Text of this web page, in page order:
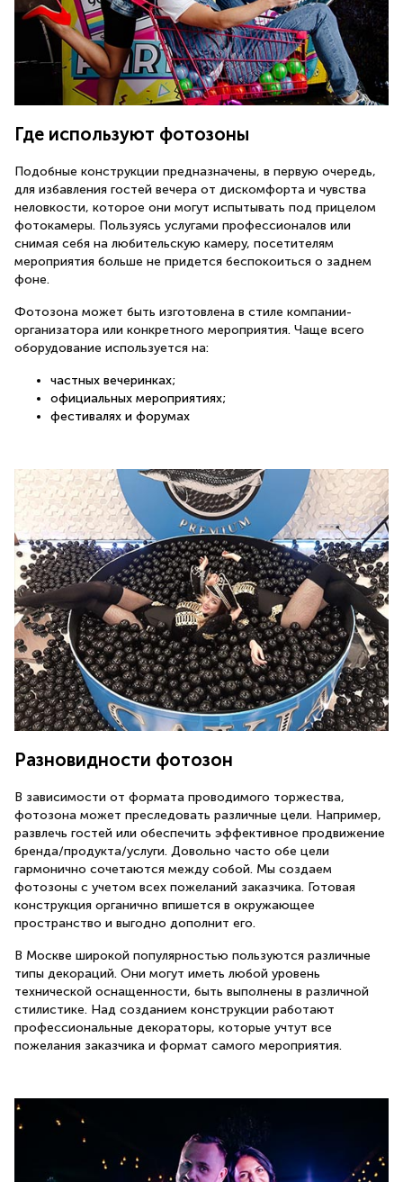
Где используют фотозоны
Подобные конструкции предназначены, в первую очередь,
для избавления гостей вечера от дискомфорта и чувства
неловкости, которое они могут испытывать под прицелом
фотокамеры. Пользуясь услугами профессионалов или
снимая себя на любительскую камеру, посетителям
мероприятия больше не придется беспокоиться о заднем
фоне.
Фотозона может быть изготовлена в стиле компании-
организатора или конкретного мероприятия. Чаще всего
оборудование используется на:
частных вечеринках;
официальных мероприятиях;
фестивалях и форумах
Разновидности фотозон
В зависимости от формата проводимого торжества,
фотозона может преследовать различные цели. Например,
развлечь гостей или обеспечить эффективное продвижение
бренда/продукта/услуги. Довольно часто обе цели
гармонично сочетаются между собой. Мы создаем
фотозоны с учетом всех пожеланий заказчика. Готовая
конструкция органично впишется в окружающее
пространство и выгодно дополнит его.
В Москве широкой популярностью пользуются различные
типы декораций. Они могут иметь любой уровень
технической оснащенности, быть выполнены в различной
стилистике. Над созданием конструкции работают
профессиональные декораторы, которые учтут все
пожелания заказчика и формат самого мероприятия.